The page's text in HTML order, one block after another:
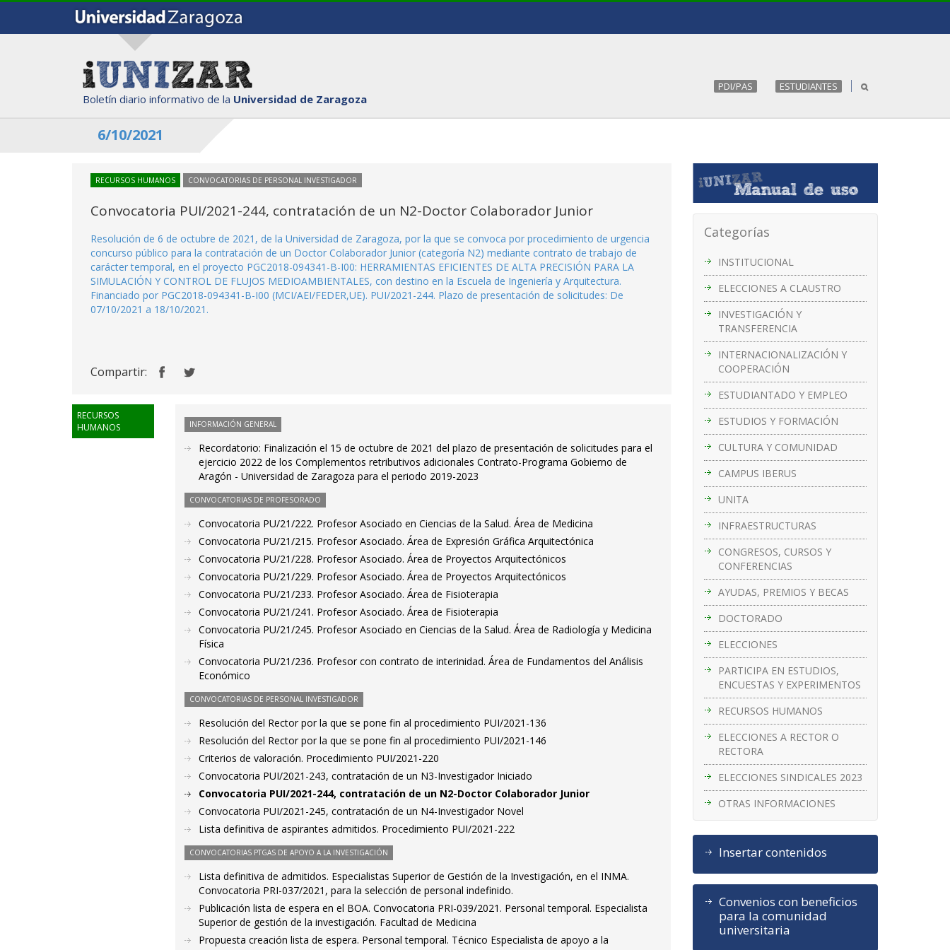
Boletín diario informativo de la Universidad de Zaragoza
PDI/PAS ESTUDIANTES
6/10/2021
Categorías
INSTITUCIONAL
ELECCIONES A CLAUSTRO
INVESTIGACIÓN Y
TRANSFERENCIA
INTERNACIONALIZACIÓN Y
COOPERACIÓN
ESTUDIANTADO Y EMPLEO
ESTUDIOS Y FORMACIÓN
CULTURA Y COMUNIDAD
CAMPUS IBERUS
UNITA
INFRAESTRUCTURAS
CONGRESOS, CURSOS Y
CONFERENCIAS
AYUDAS, PREMIOS Y BECAS
DOCTORADO
ELECCIONES
PARTICIPA EN ESTUDIOS,
ENCUESTAS Y EXPERIMENTOS
RECURSOS HUMANOS
ELECCIONES A RECTOR O
RECTORA
ELECCIONES SINDICALES 2023
OTRAS INFORMACIONES
Insertar contenidos
Convenios con beneficios
para la comunidad
universitaria
RECURSOS HUMANOS CONVOCATORIAS DE PERSONAL INVESTIGADOR
Convocatoria PUI/2021-244, contratación de un N2-Doctor Colaborador Junior
Resolución de 6 de octubre de 2021, de la Universidad de Zaragoza, por la que se convoca por procedimiento de urgencia
concurso público para la contratación de un Doctor Colaborador Junior (categoría N2) mediante contrato de trabajo de
carácter temporal, en el proyecto PGC2018-094341-B-I00: HERRAMIENTAS EFICIENTES DE ALTA PRECISIÓN PARA LA
SIMULACIÓN Y CONTROL DE FLUJOS MEDIOAMBIENTALES, con destino en la Escuela de Ingeniería y Arquitectura.
Financiado por PGC2018-094341-B-I00 (MCI/AEI/FEDER,UE). PUI/2021-244. Plazo de presentación de solicitudes: De
07/10/2021 a 18/10/2021.
Compartir:
RECURSOS
HUMANOS
INFORMACIÓN GENERAL
Recordatorio: Finalización el 15 de octubre de 2021 del plazo de presentación de solicitudes para el
ejercicio 2022 de los Complementos retributivos adicionales Contrato-Programa Gobierno de
Aragón - Universidad de Zaragoza para el periodo 2019-2023
CONVOCATORIAS DE PROFESORADO
Convocatoria PU/21/222. Profesor Asociado en Ciencias de la Salud. Área de Medicina
Convocatoria PU/21/215. Profesor Asociado. Área de Expresión Gráfica Arquitectónica
Convocatoria PU/21/228. Profesor Asociado. Área de Proyectos Arquitectónicos
Convocatoria PU/21/229. Profesor Asociado. Área de Proyectos Arquitectónicos
Convocatoria PU/21/233. Profesor Asociado. Área de Fisioterapia
Convocatoria PU/21/241. Profesor Asociado. Área de Fisioterapia
Convocatoria PU/21/245. Profesor Asociado en Ciencias de la Salud. Área de Radiología y Medicina
Física
Convocatoria PU/21/236. Profesor con contrato de interinidad. Área de Fundamentos del Análisis
Económico
CONVOCATORIAS DE PERSONAL INVESTIGADOR
Resolución del Rector por la que se pone fin al procedimiento PUI/2021-136
Resolución del Rector por la que se pone fin al procedimiento PUI/2021-146
Criterios de valoración. Procedimiento PUI/2021-220
Convocatoria PUI/2021-243, contratación de un N3-Investigador Iniciado
Convocatoria PUI/2021-244, contratación de un N2-Doctor Colaborador Junior
Convocatoria PUI/2021-245, contratación de un N4-Investigador Novel
Lista definitiva de aspirantes admitidos. Procedimiento PUI/2021-222
CONVOCATORIAS PTGAS DE APOYO A LA INVESTIGACIÓN
Lista definitiva de admitidos. Especialistas Superior de Gestión de la Investigación, en el INMA.
Convocatoria PRI-037/2021, para la selección de personal indefinido.
Publicación lista de espera en el BOA. Convocatoria PRI-039/2021. Personal temporal. Especialista
Superior de gestión de la investigación. Facultad de Medicina
Propuesta creación lista de espera. Personal temporal. Técnico Especialista de apoyo a la